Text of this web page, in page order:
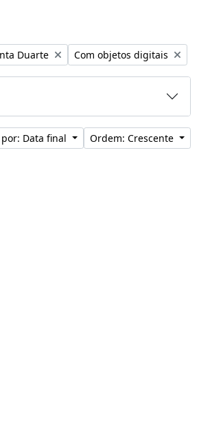
Duarte Remover filtro:
Com objetos digitais
Data final Ordem: Crescente